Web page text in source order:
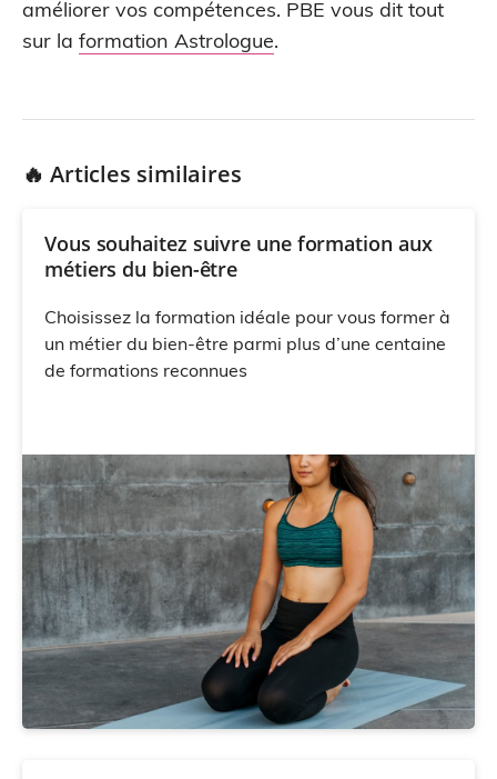
améliorer vos compétences. PBE vous dit tout
sur la formation Astrologue.
🔥 Articles similaires
Vous souhaitez suivre une formation aux
métiers du bien-être
Choisissez la formation idéale pour vous former à
un métier du bien-être parmi plus d’une centaine
de formations reconnues